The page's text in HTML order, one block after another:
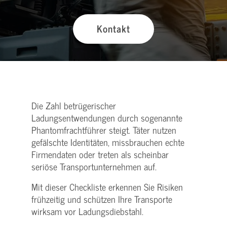
Kontakt
Die Zahl betrügerischer
Ladungsentwendungen durch sogenannte
Phantomfrachtführer steigt. Täter nutzen
gefälschte Identitäten, missbrauchen echte
Firmendaten oder treten als scheinbar
seriöse Transportunternehmen auf.
Mit dieser Checkliste erkennen Sie Risiken
frühzeitig und schützen Ihre Transporte
wirksam vor Ladungsdiebstahl.